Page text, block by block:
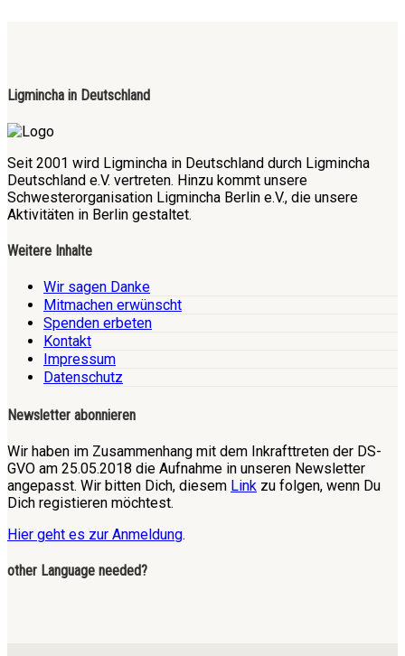
Ligmincha in Deutschland
Seit 2001 wird Ligmincha in Deutschland durch Ligmincha
Deutschland e.V. vertreten. Hinzu kommt unsere
Schwesterorganisation Ligmincha Berlin e.V., die unsere
Aktivitäten in Berlin gestaltet.
Weitere Inhalte
Wir sagen Danke
Mitmachen erwünscht
Spenden erbeten
Kontakt
Impressum
Datenschutz
Newsletter abonnieren
Wir haben im Zusammenhang mit dem Inkrafttreten der DS-
GVO am 25.05.2018 die Aufnahme in unseren Newsletter
angepasst. Wir bitten Dich, diesem Link zu folgen, wenn Du
Dich registieren möchtest.
Hier geht es zur Anmeldung.
other Language needed?